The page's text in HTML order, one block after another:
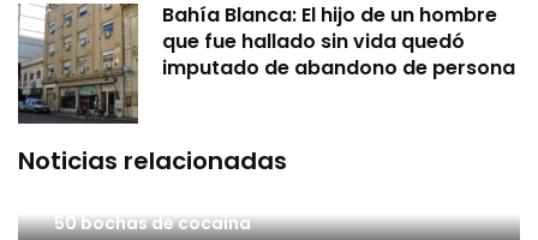
Bahía Blanca: El hijo de un hombre
que fue hallado sin vida quedó
imputado de abandono de persona
Noticias relacionadas
50 bochas de cocaína